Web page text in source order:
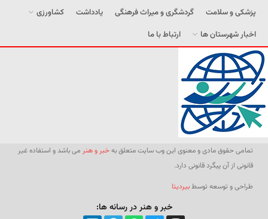
پزشکی و سلامت
گردشگری و میراث فرهنگی یادداشت
کشاورزی
اخبار شهرستان ها
ارتباط با ما
تمامی حقوق مادی و معنوی این وب سایت متعلق بهخبر و هنر می باشد و استفاده غیر
قانونی از آن پیگرد قانونی دارد.
طراحی و توسعه توسطبیردیتا
خبر و هنر در رسانه ها: